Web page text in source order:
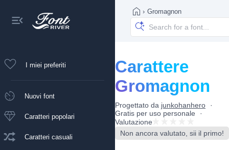
I miei preferiti
Nuovi font
Caratteri popolari
Caratteri casuali
› Gromagnon
Carattere
Gromagnon
Progettato da junkohanhero
Gratis per uso personale
Valutazione
Non ancora valutato, sii il primo!